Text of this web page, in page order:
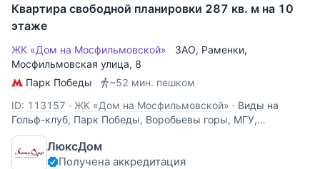
Квартира свободной планировки 287 кв. м на 10
этаже
ЖК «Дом на Мосфильмовской» ЗАО, Раменки,
Мосфильмовская улица, 8
Парк Победы
~52 мин. пешком
ID: 113157 · ЖК «Дом на Мосфильмовской» · Виды на
Гольф-клуб, Парк Победы, Воробьевы горы, МГУ,
Троицкую церковь. Блок из двух смежных квартир.
Секция В. Без отделки. Возможно спланировать до 5
спален. "Дом на Мосфильмовской" - самый эффектный и
ЛюксДом
Получена аккредитация